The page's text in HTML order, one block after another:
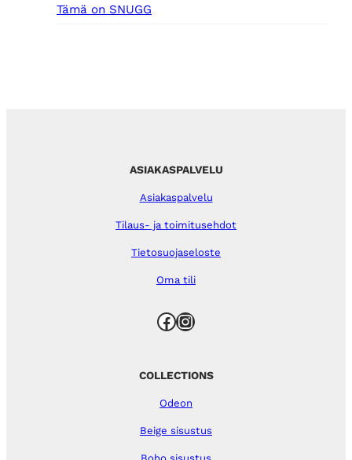
Tämä on SNUGG
ASIAKASPALVELU
Asiakaspalvelu
Tilaus- ja toimitusehdot
Tietosuojaseloste
Oma tili
Facebook Instagram
COLLECTIONS
Odeon
Beige sisustus